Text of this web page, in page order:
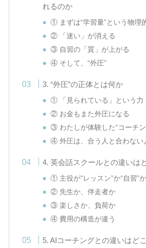
れるのか
① まずは“学習量”という物理
② 「迷い」が消える
③ 自習の「質」が上がる
④ そして、“外圧”
3. “外圧”の正体とは何か
① 「見られている」という力
② お金もまた外圧になる
③ わたしが体験した“コーチ
④ 外圧は、合う人と合わない
4. 英会話スクールとの違いは
① 主役が“レッスン”か“自習”か
② 先生か、伴走者か
③ 楽しさか、負荷か
④ 費用の構造が違う
5. AIコーチングとの違いはど